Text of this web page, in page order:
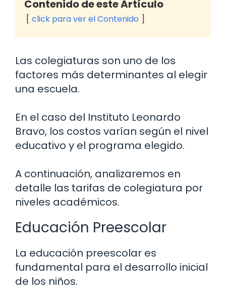
Contenido de este Artículo
click para ver el Contenido
Las colegiaturas son uno de los
factores más determinantes al elegir
una escuela.
En el caso del Instituto Leonardo
Bravo, los costos varían según el nivel
educativo y el programa elegido.
A continuación, analizaremos en
detalle las tarifas de colegiatura por
niveles académicos.
Educación Preescolar
La educación preescolar es
fundamental para el desarrollo inicial
de los niños.